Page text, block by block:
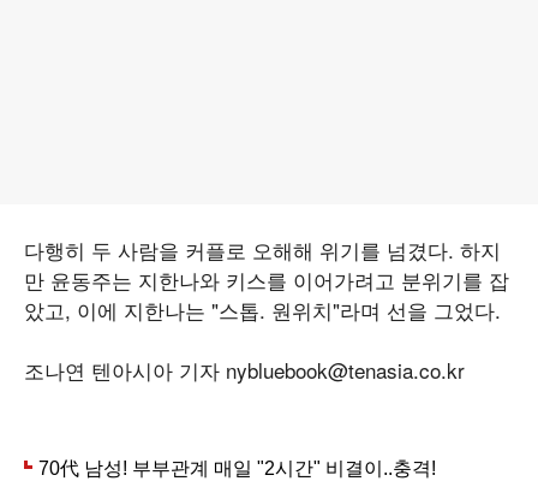
다행히 두 사람을 커플로 오해해 위기를 넘겼다. 하지
만 윤동주는 지한나와 키스를 이어가려고 분위기를 잡
았고, 이에 지한나는 "스톱. 원위치"라며 선을 그었다.
조나연 텐아시아 기자 nybluebook@tenasia.co.kr